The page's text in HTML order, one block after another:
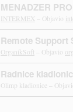
MENADZER
INTERMEX – Objavio
Remote Support
OrganikSoft – Objavio
Radnice
Olimp kladionice –